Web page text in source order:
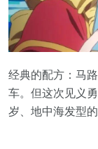
经典的配方：马
车。但这次见义
岁、地中海发型